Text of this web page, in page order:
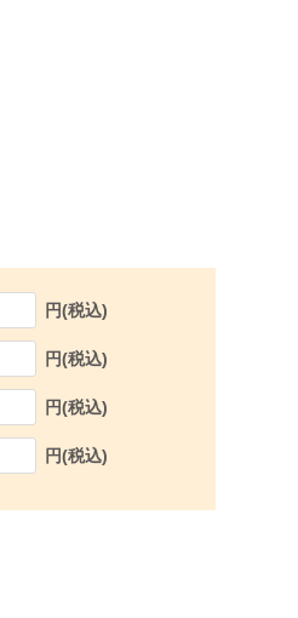
円(税込)
円(税込)
円(税込)
円(税込)